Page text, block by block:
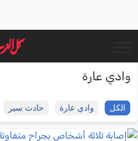
وادي عارة
الكل وادي عارة حادث سير